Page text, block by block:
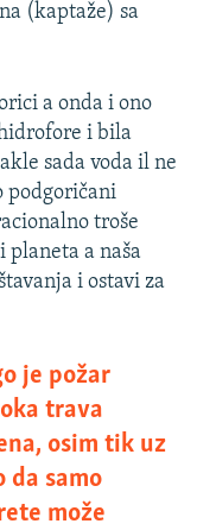
(kaptaže) sa
a onda i ono
i bila
sada voda il ne
podgoričani
troše
planeta a naša
i ostavi za
je požar
trava
osim tik uz
da samo
može